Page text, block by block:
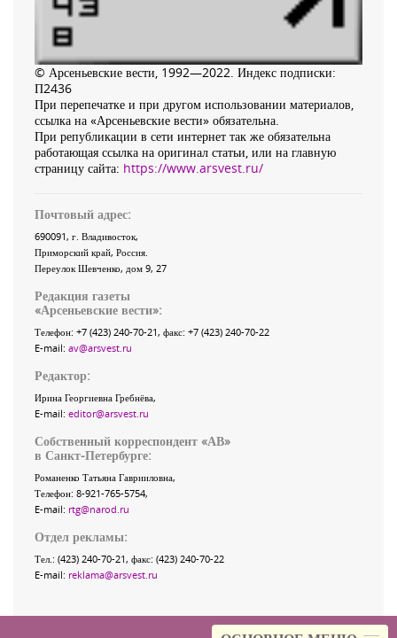
© Арсеньевские вести, 1992—2022. Индекс подписки:
П2436
При перепечатке и при другом использовании материалов,
ссылка на «Арсеньевские вести» обязательна.
При републикации в сети интернет так же обязательна
работающая ссылка на оригинал статьи, или на главную
страницу сайта: https://www.arsvest.ru/
Почтовый адрес:
690091, г. Владивосток,
Приморский край, Россия
Переулок Шевченко, дом 9, 27
Редакция газеты
«Арсеньевские вести»:
Телефон: +7 (423) 240-70-21, факс: +7 (423) 240-70-22
E-mail: av@arsvest.ru
Редактор:
Ирина Георгиевна Гребнёва,
E-mail: editor@arsvest.ru
Собственный корреспондент «АВ»
в Санкт-Петербурге:
Романенко Татьяна Гаврииловна,
Телефон: 8-921-765-5754,
E-mail: rtg@narod.ru
Отдел рекламы:
Тел.: (423) 240-70-21, факс: (423) 240-70-22
E-mail: reklama@arsvest.ru